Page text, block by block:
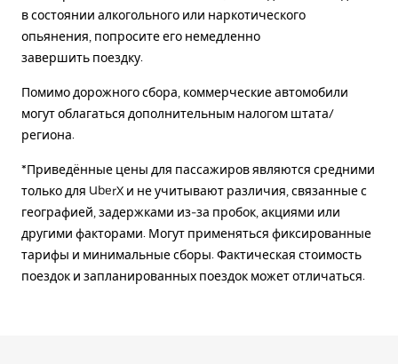
в состоянии алкогольного или наркотического
опьянения, попросите его немедленно
завершить поездку.
Помимо дорожного сбора, коммерческие автомобили
могут облагаться дополнительным налогом штата/
региона.
*Приведённые цены для пассажиров являются средними
только для UberX и не учитывают различия, связанные с
географией, задержками из-за пробок, акциями или
другими факторами. Могут применяться фиксированные
тарифы и минимальные сборы. Фактическая стоимость
поездок и запланированных поездок может отличаться.